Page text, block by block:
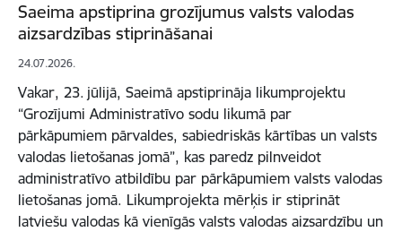
Saeima apstiprina grozījumus valsts valodas
aizsardzības stiprināšanai
24.07.2026.
Vakar, 23. jūlijā, Saeimā apstiprināja likumprojektu
“Grozījumi Administratīvo sodu likumā par
pārkāpumiem pārvaldes, sabiedriskās kārtības un valsts
valodas lietošanas jomā”, kas paredz pilnveidot
administratīvo atbildību par pārkāpumiem valsts valodas
lietošanas jomā. Likumprojekta mērķis ir stiprināt
latviešu valodas kā vienīgās valsts valodas aizsardzību un